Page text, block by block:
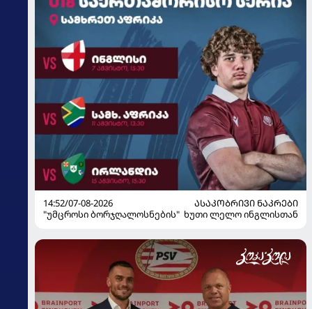
14:52/07-08-2026
ᲐᲡᲐᲙᲝᲑᲠᲘᲕᲘ ᲜᲐᲙᲠᲔᲑᲘ
"უმცროსი ბორჯღალოსნების" ხუთი ლელო ინგლისთან